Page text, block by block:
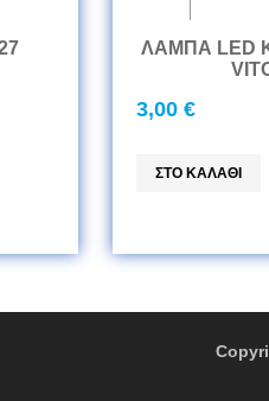
ΛΑΜΠΑ LED
3,00 €
© 2020